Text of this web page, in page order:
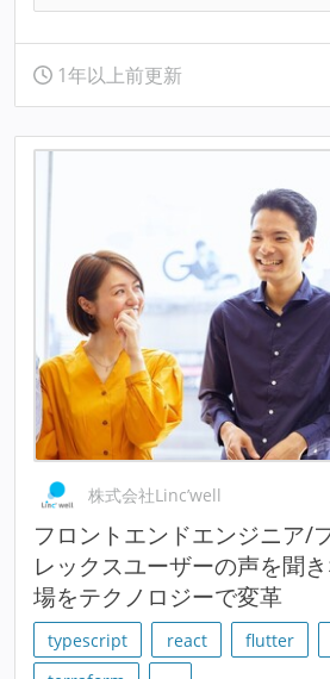
1年以上前更新
株式会社Linc’well
フロントエンドエンジニア/
レックスユーザーの声を聞
場をテクノロジーで変革
typescript react flutter